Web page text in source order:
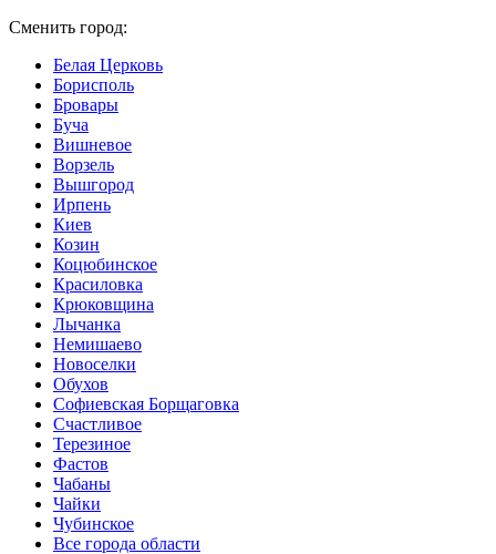
Сменить город:
Белая Церковь
Борисполь
Бровары
Буча
Вишневое
Ворзель
Вышгород
Ирпень
Киев
Козин
Коцюбинское
Красиловка
Крюковщина
Лычанка
Немишаево
Новоселки
Обухов
Софиевская Борщаговка
Счастливое
Терезиное
Фастов
Чабаны
Чайки
Чубинское
Все города области